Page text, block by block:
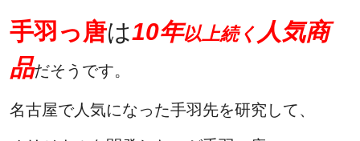
手羽っ唐は10年以上続く 人気商
品だそうです。
名古屋で人気になった手羽先を研究して、